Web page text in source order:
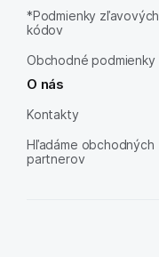
*Podmienky zľavových
kódov
Obchodné podmienky
O nás
Kontakty
Hľadáme obchodných
partnerov